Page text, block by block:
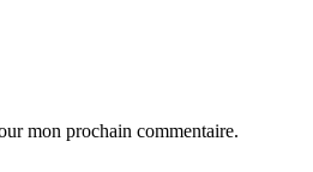
mon prochain commentaire.